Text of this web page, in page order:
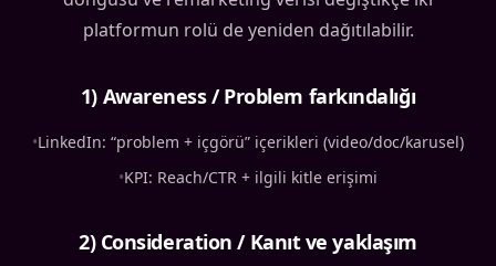
platformun rolü de yeniden dağıtılabilir.
1) Awareness / Problem farkındalığı
•LinkedIn: “problem + içgörü” içerikleri (video/doc/karusel)
•KPI: Reach/CTR + ilgili kitle erişimi
2) Consideration / Kanıt ve yaklaşım